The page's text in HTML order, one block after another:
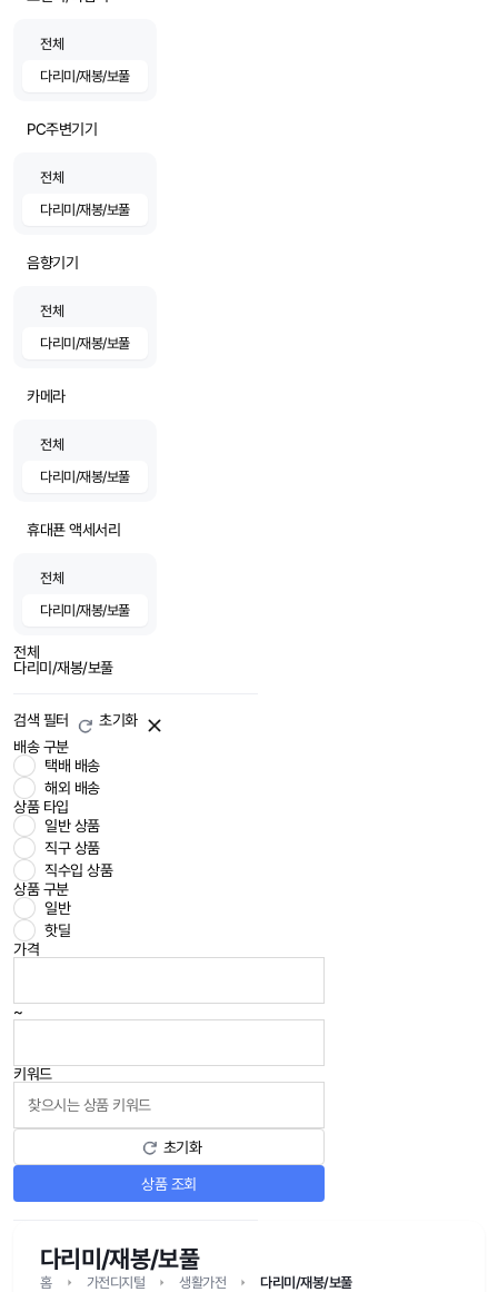
전체
다리미/재봉/보풀
PC주변기기
전체
다리미/재봉/보풀
음향기기
전체
다리미/재봉/보풀
카메라
전체
다리미/재봉/보풀
휴대푠 액세서리
전체
다리미/재봉/보풀
전체
다리미/재봉/보풀
검색 필터
초기화
배송 구분
택배 배송
해외 배송
상품 타입
일반 상품
직구 상품
직수입 상품
상품 구분
일반
핫딜
가격
~
키워드
초기화
상품 조회
다리미/재봉/보풀
홈 가전디지털 생활가전 다리미/재봉/보풀